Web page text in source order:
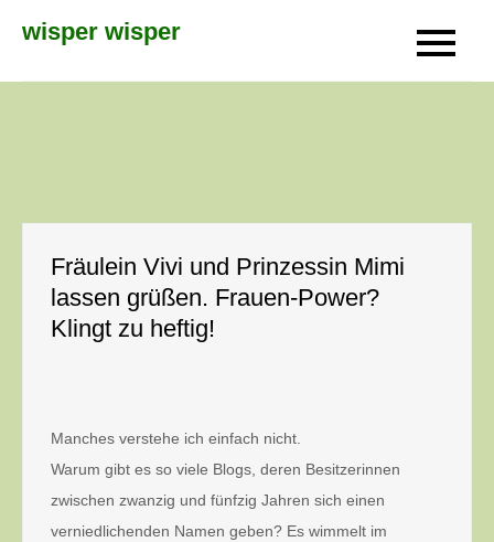
wisper wisper
Fräulein Vivi und Prinzessin Mimi
lassen grüßen. Frauen-Power?
Klingt zu heftig!
Manches verstehe ich einfach nicht.
Warum gibt es so viele Blogs, deren Besitzerinnen
zwischen zwanzig und fünfzig Jahren sich einen
verniedlichenden Namen geben? Es wimmelt im